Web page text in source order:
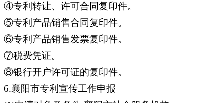
④专利转让、许可合同复印件。
⑤专利产品销售合同复印件。
⑥专利产品销售发票复印件。
⑦税费凭证。
⑧银行开户许可证的复印件。
6.襄阳市专利宣传工作申报